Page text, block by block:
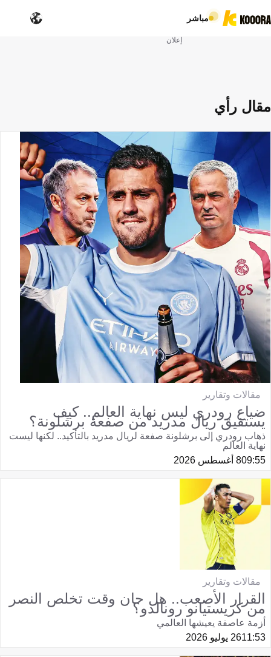
مباشر
إعلان
مقال رأي
مقالات وتقارير
ضياع رودري ليس نهاية العالم.. كيف
يستفيق ريال مدريد من صفعة برشلونة؟
ذهاب رودري إلى برشلونة صفعة لريال مدريد بالتأكيد.. لكنها ليست
نهاية العالم
09:558 أغسطس 2026
مقالات وتقارير
القرار الأصعب.. هل حان وقت تخلص النصر
من كريستيانو رونالدو؟
أزمة عاصفة يعيشها العالمي
11:5326 يوليو 2026